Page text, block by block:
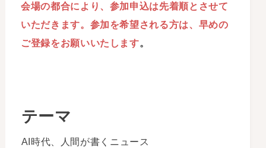
会場の都合により、参加申込は先着順とさせて
いただきます。参加を希望される方は、早めの
ご登録をお願いいたします。
テーマ
AI時代、人間が書くニュース